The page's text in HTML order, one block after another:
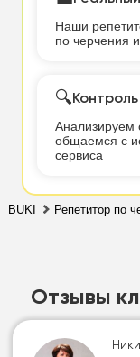
Наши
по черчения
🔍
Анализируем
общаемся с
сервиса
BUKI Репетитор по
Отзывы